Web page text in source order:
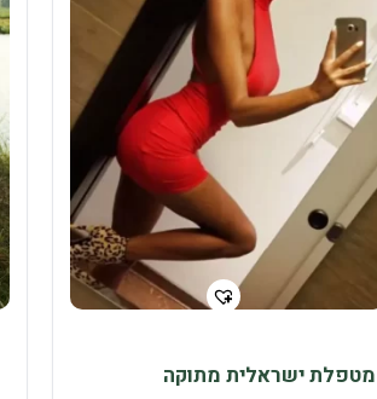
מטפלת ישראלית מתוקה